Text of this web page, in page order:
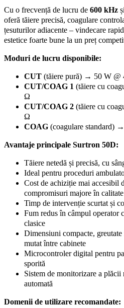
Cu o frecvență de lucru de 600 kHz
oferă tăiere precisă, coagulare
țesuturilor adiacente – vindecare
estetice foarte bune la un preț
Moduri de lucru disponibile:
CUT (tăiere pură) → 50 W @
CUT/COAG 1 (tăiere cu
Ω
CUT/COAG 2 (tăiere cu
Ω
COAG (coagulare standard)
Avantaje principale Surtron 50D:
Tăiere netedă și precisă, cu
Ideal pentru proceduri
Cost de achiziție mai accesibil
compromisuri majore în calitate
Timp de intervenție scurtat și
Fum redus în câmpul operator
clasice
Dimensiuni compacte,
mutat între cabinete
Microcontroler digital pentru
sporită
Sistem de monitorizare a plăcii
automată
Domenii de utilizare recomandate: